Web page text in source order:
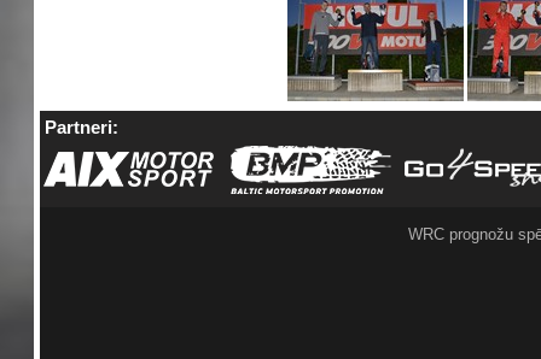
Partneri:
WRC prognožu